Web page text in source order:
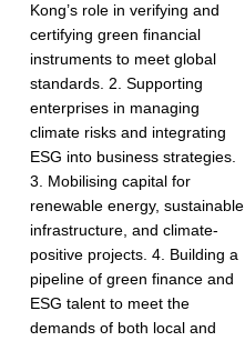
Kong’s role in verifying and
certifying green financial
instruments to meet global
standards. 2. Supporting
enterprises in managing
climate risks and integrating
ESG into business strategies.
3. Mobilising capital for
renewable energy, sustainable
infrastructure, and climate-
positive projects. 4. Building a
pipeline of green finance and
ESG talent to meet the
demands of both local and